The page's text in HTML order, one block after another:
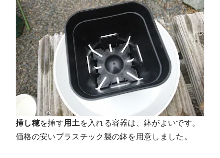
挿し穂を挿す用土 を入れる容器は、鉢がよいです。
価格の安いプラスチック製の鉢を用意しました。